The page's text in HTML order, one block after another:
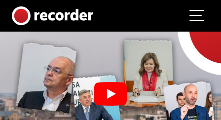
Main Navigation